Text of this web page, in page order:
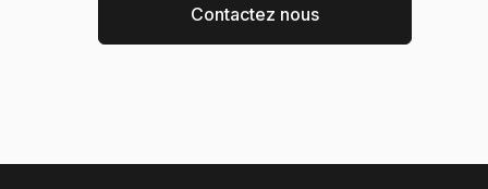
Contactez nous